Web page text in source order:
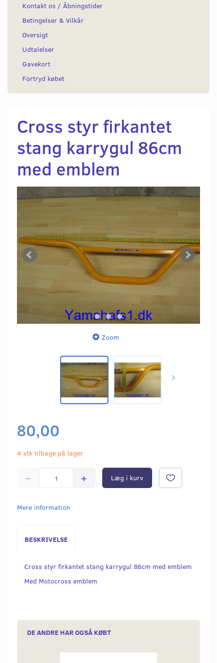
Kontakt os / Åbningstider
Betingelser & Vilkår
Oversigt
Udtalelser
Gavekort
Fortryd købet
Cross styr firkantet
stang karrygul 86cm
med emblem
Zoom
80,00
4 stk tilbage på lager
Læg i kurv
Mere information
BESKRIVELSE
Cross styr firkantet stang karrygul 86cm med emblem
Med Motocross emblem
DE ANDRE HAR OGSÅ KØBT